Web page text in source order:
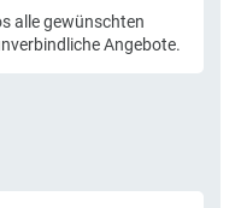
alle gewünschten
Angebote.